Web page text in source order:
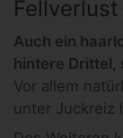
Auch ein
hintere Drittel,
Vor allem
unter Juckreiz